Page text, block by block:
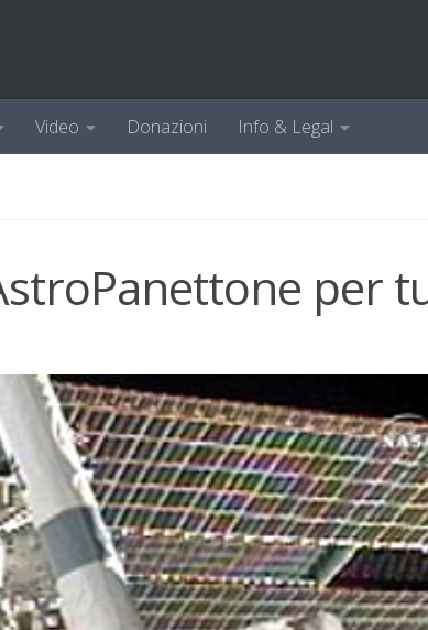
Video Donazioni Info & Legal
per